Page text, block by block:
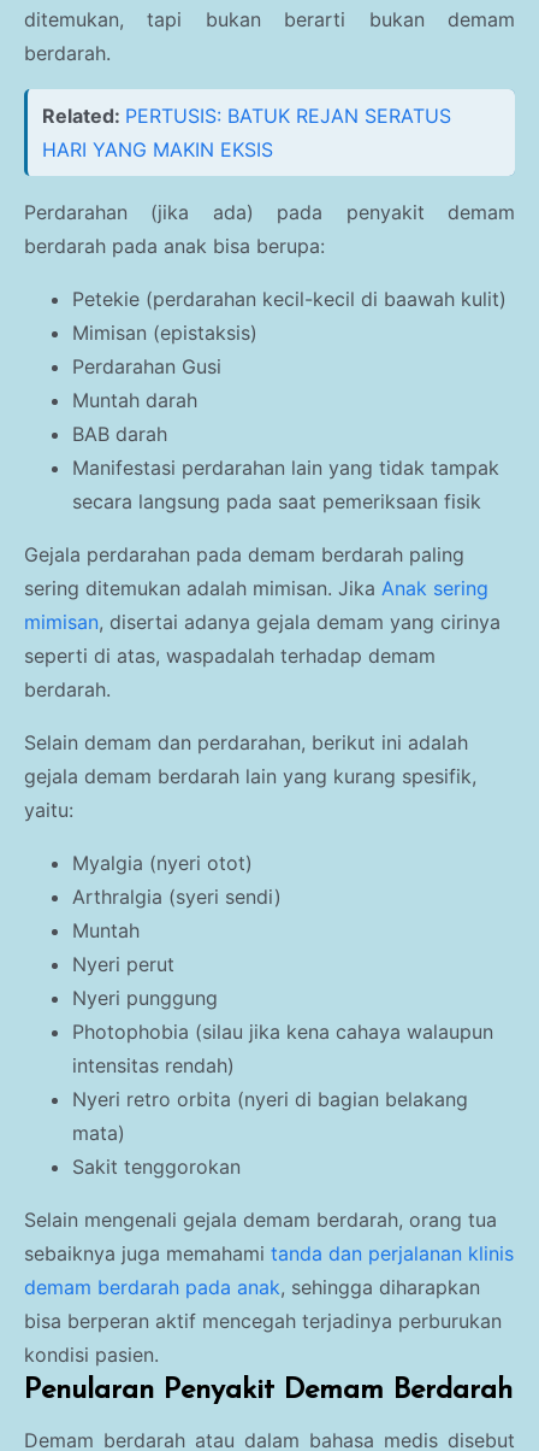
ditemukan, tapi bukan berarti bukan demam
berdarah.
Related: PERTUSIS: BATUK REJAN SERATUS
HARI YANG MAKIN EKSIS
Perdarahan (jika ada) pada penyakit demam
berdarah pada anak bisa berupa:
Petekie (perdarahan kecil-kecil di baawah kulit)
Mimisan (epistaksis)
Perdarahan Gusi
Muntah darah
BAB darah
Manifestasi perdarahan lain yang tidak tampak
secara langsung pada saat pemeriksaan fisik
Gejala perdarahan pada demam berdarah paling
sering ditemukan adalah mimisan. Jika Anak sering
mimisan, disertai adanya gejala demam yang cirinya
seperti di atas, waspadalah terhadap demam
berdarah.
Selain demam dan perdarahan, berikut ini adalah
gejala demam berdarah lain yang kurang spesifik,
yaitu:
Myalgia (nyeri otot)
Arthralgia (syeri sendi)
Muntah
Nyeri perut
Nyeri punggung
Photophobia (silau jika kena cahaya walaupun
intensitas rendah)
Nyeri retro orbita (nyeri di bagian belakang
mata)
Sakit tenggorokan
Selain mengenali gejala demam berdarah, orang tua
sebaiknya juga memahami tanda dan perjalanan klinis
demam berdarah pada anak, sehingga diharapkan
bisa berperan aktif mencegah terjadinya perburukan
kondisi pasien.
Penularan Penyakit Demam Berdarah
Demam berdarah atau dalam bahasa medis disebut